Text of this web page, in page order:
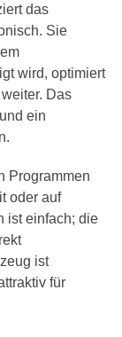
das
Sie
wird, optimiert
Das
ein
Programmen
oder auf
ist einfach; die
ist
für